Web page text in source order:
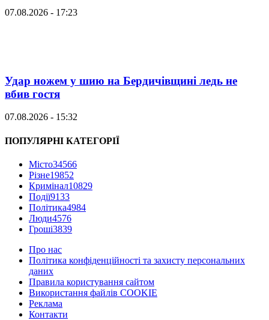
07.08.2026 - 17:23
Удар ножем у шию на Бердичівщині ледь не
вбив гостя
07.08.2026 - 15:32
ПОПУЛЯРНІ КАТЕГОРІЇ
Місто34566
Різне19852
Кримінал10829
Події9133
Політика4984
Люди4576
Гроші3839
Про нас
Політика конфіденційності та захисту персональних
даних
Правила користування сайтом
Використання файлів COOKIE
Реклама
Контакти